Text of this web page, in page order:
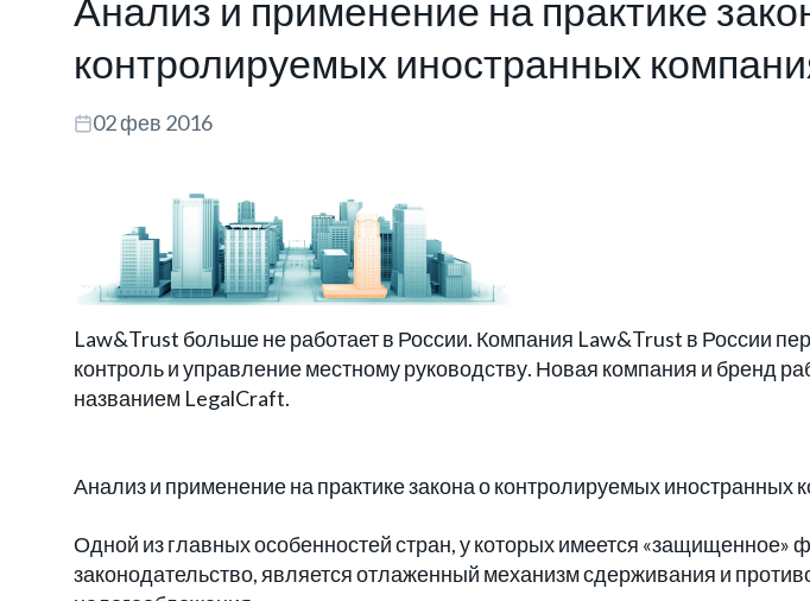
Анализ и применение на практике
контролируемых иностранных
02 фев 2016
Law&Trust больше не работает в России. Компания Law&Trust в России
контроль и управление местному руководству. Новая компания и бренд
названием LegalCraft.
Анализ и применение на практике закона о контролируемых иностранных
Одной из главных особенностей стран, у которых имеется «защищенное»
законодательство, является отлаженный механизм сдерживания и